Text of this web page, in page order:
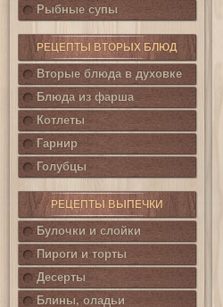
Рыбные супы
РЕЦЕПТЫ ВТОРЫХ БЛЮД
Вторые блюда в духовке
Блюда из фарша
Котлеты
Гарнир
Голубцы
РЕЦЕПТЫ ВЫПЕЧКИ
Булочки и слойки
Пироги и торты
Десерты
Блины, оладьи